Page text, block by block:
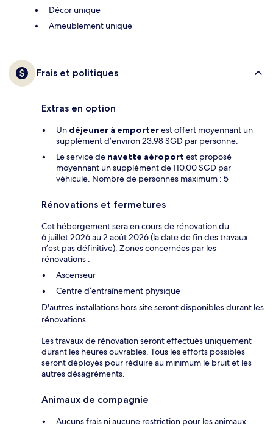
Décor unique
Ameublement unique
Frais et politiques
Extras en option
Un déjeuner à emporterest offert moyennant un
supplément d’environ 23.98 SGD par personne.
Le service de navette aéroport est proposé
moyennant un supplément de 110.00 SGD par
véhicule. Nombre de personnes maximum : 5
Rénovations et fermetures
Cet hébergement sera en cours de rénovation du
6 juillet 2026 au 2 août 2026 (la date de fin des travaux
n’est pas définitive). Zones concernées par les
rénovations :
Ascenseur
Centre d’entraînement physique
D'autres installations hors site seront disponibles durant les
rénovations.
Les travaux de rénovation seront effectués uniquement
durant les heures ouvrables. Tous les efforts possibles
seront déployés pour réduire au minimum le bruit et les
autres désagréments.
Animaux de compagnie
Aucuns frais ni aucune restriction pour les animaux